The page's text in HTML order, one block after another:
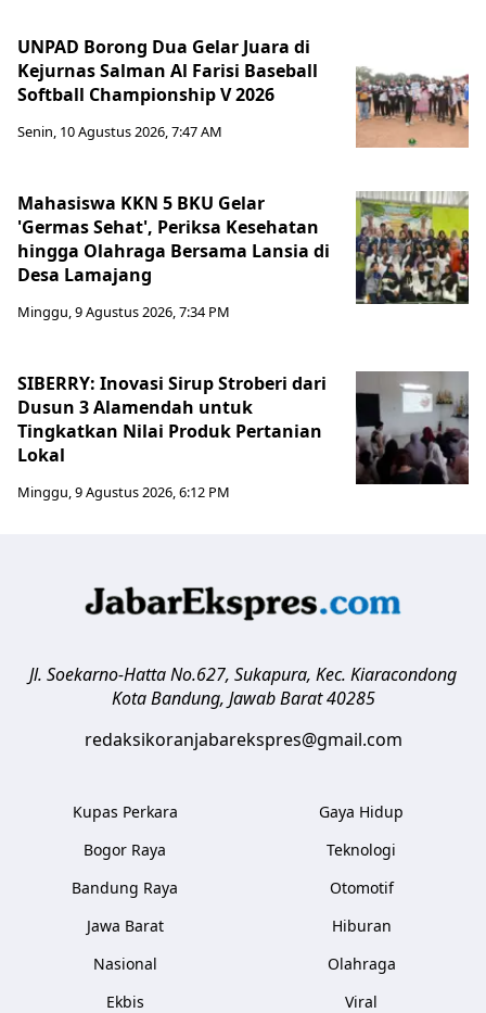
UNPAD Borong Dua Gelar Juara di
Kejurnas Salman Al Farisi Baseball
Softball Championship V 2026
Senin, 10 Agustus 2026, 7:47 AM
Mahasiswa KKN 5 BKU Gelar
'Germas Sehat', Periksa Kesehatan
hingga Olahraga Bersama Lansia di
Desa Lamajang
Minggu, 9 Agustus 2026, 7:34 PM
SIBERRY: Inovasi Sirup Stroberi dari
Dusun 3 Alamendah untuk
Tingkatkan Nilai Produk Pertanian
Lokal
Minggu, 9 Agustus 2026, 6:12 PM
Jl. Soekarno-Hatta No.627, Sukapura, Kec. Kiaracondong
Kota Bandung, Jawab Barat 40285
redaksikoranjabarekspres@gmail.com
Kupas Perkara
Bogor Raya
Bandung Raya
Jawa Barat
Nasional
Ekbis
Gaya Hidup
Teknologi
Otomotif
Hiburan
Olahraga
Viral